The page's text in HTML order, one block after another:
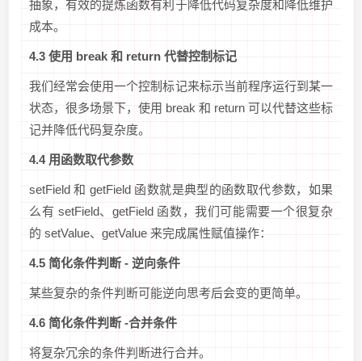
抽象，有效的提炼函数有利于降低代码复杂度和降低维护
成本。
4.3 使用 break 和 return 代替控制标记
我们经常会使用一个控制标记来标示当前程序运行到某一
状态，很多场景下，使用 break 和 return 可以代替这些标
记并降低代码复杂度。
4.4 用函数取代参数
setField 和 getField 函数就是典型的函数取代参数，如果
么有 setField、getField 函数，我们可能需要一个很复杂
的 setValue、getValue 来完成属性赋值操作：
4.5 简化条件判断 - 逆向条件
某些复杂的条件判断可能逆向思考后会变的更简单。
4.6 简化条件判断 -合并条件
将复杂冗余的条件判断进行合并。